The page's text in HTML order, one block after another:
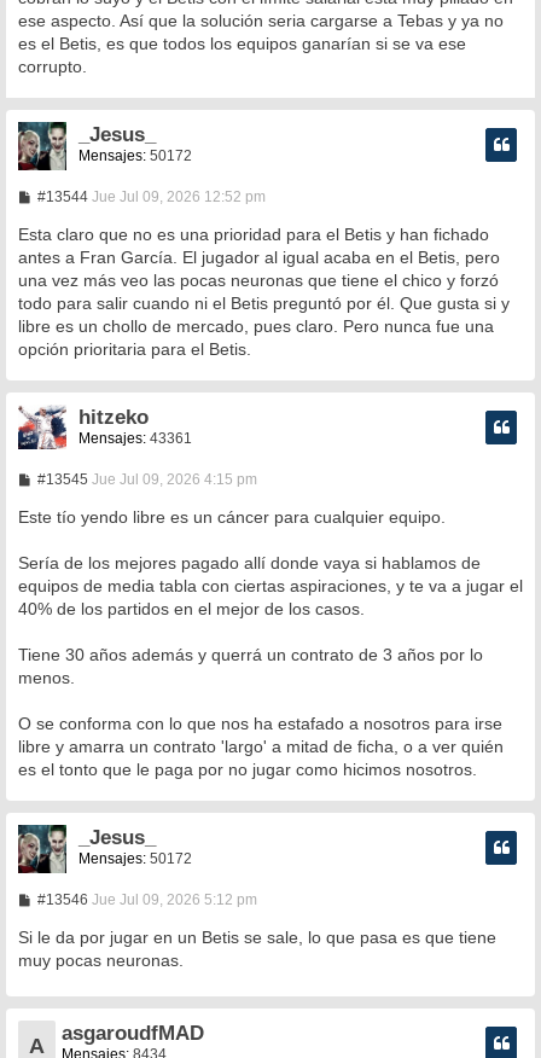
ese aspecto. Así que la solución seria cargarse a Tebas y ya no
es el Betis, es que todos los equipos ganarían si se va ese
corrupto.
_Jesus_
Mensajes: 50172
#13544M
n
s
a
j
e
Jue Jul 09, 2026 12:52 pm
Esta claro que no es una prioridad para el Betis y han fichado
antes a Fran García. El jugador al igual acaba en el Betis, pero
una vez más veo las pocas neuronas que tiene el chico y forzó
todo para salir cuando ni el Betis preguntó por él. Que gusta si y
libre es un chollo de mercado, pues claro. Pero nunca fue una
opción prioritaria para el Betis.
hitzeko
Mensajes: 43361
#13545M
n
s
j
e
Jue Jul 09, 2026 4:15 pm
Este tío yendo libre es un cáncer para cualquier equipo.
Sería de los mejores pagado allí donde vaya si hablamos de
equipos de media tabla con ciertas aspiraciones, y te va a jugar el
40% de los partidos en el mejor de los casos.
Tiene 30 años además y querrá un contrato de 3 años por lo
menos.
O se conforma con lo que nos ha estafado a nosotros para irse
libre y amarra un contrato 'largo' a mitad de ficha, o a ver quién
es el tonto que le paga por no jugar como hicimos nosotros.
_Jesus_
Mensajes: 50172
#13546M
n
s
a
e
Jue Jul 09, 2026 5:12 pm
Si le da por jugar en un Betis se sale, lo que pasa es que tiene
muy pocas neuronas.
A
asgaroudfMAD
Mensajes: 8434